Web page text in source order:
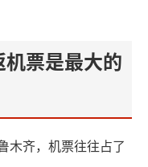
票是最大的
木齐，机票往往占了